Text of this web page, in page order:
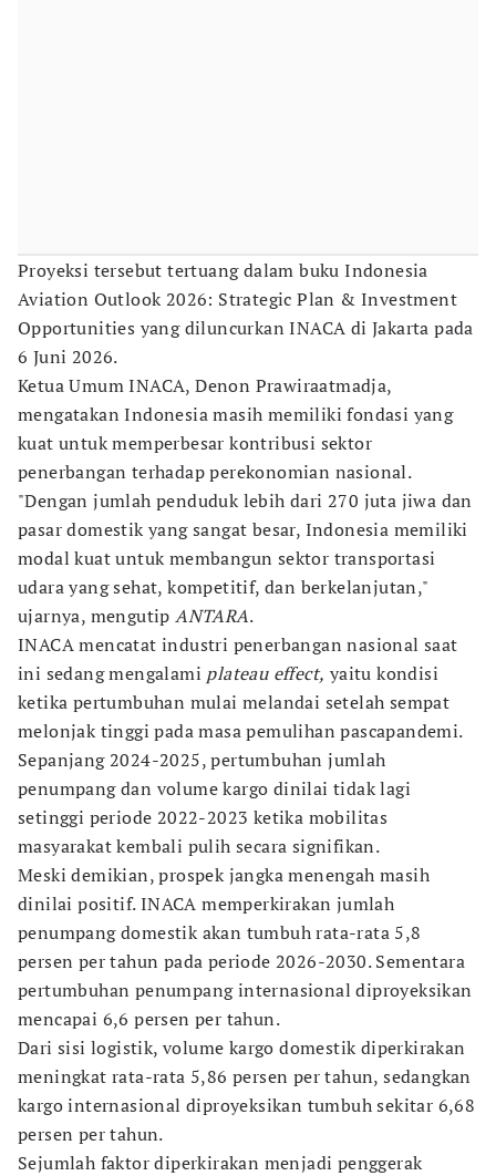
Proyeksi tersebut tertuang dalam buku Indonesia
Aviation Outlook 2026: Strategic Plan & Investment
Opportunities yang diluncurkan INACA di Jakarta pada
6 Juni 2026.
Ketua Umum INACA, Denon Prawiraatmadja,
mengatakan Indonesia masih memiliki fondasi yang
kuat untuk memperbesar kontribusi sektor
penerbangan terhadap perekonomian nasional.
"Dengan jumlah penduduk lebih dari 270 juta jiwa dan
pasar domestik yang sangat besar, Indonesia memiliki
modal kuat untuk membangun sektor transportasi
udara yang sehat, kompetitif, dan berkelanjutan,"
ujarnya, mengutipANTARA.
INACA mencatat industri penerbangan nasional saat
ini sedang mengalami plateau effect, yaitu kondisi
ketika pertumbuhan mulai melandai setelah sempat
melonjak tinggi pada masa pemulihan pascapandemi.
Sepanjang 2024-2025, pertumbuhan jumlah
penumpang dan volume kargo dinilai tidak lagi
setinggi periode 2022-2023 ketika mobilitas
masyarakat kembali pulih secara signifikan.
Meski demikian, prospek jangka menengah masih
dinilai positif. INACA memperkirakan jumlah
penumpang domestik akan tumbuh rata-rata 5,8
persen per tahun pada periode 2026-2030. Sementara
pertumbuhan penumpang internasional diproyeksikan
mencapai 6,6 persen per tahun.
Dari sisi logistik, volume kargo domestik diperkirakan
meningkat rata-rata 5,86 persen per tahun, sedangkan
kargo internasional diproyeksikan tumbuh sekitar 6,68
persen per tahun.
Sejumlah faktor diperkirakan menjadi penggerak